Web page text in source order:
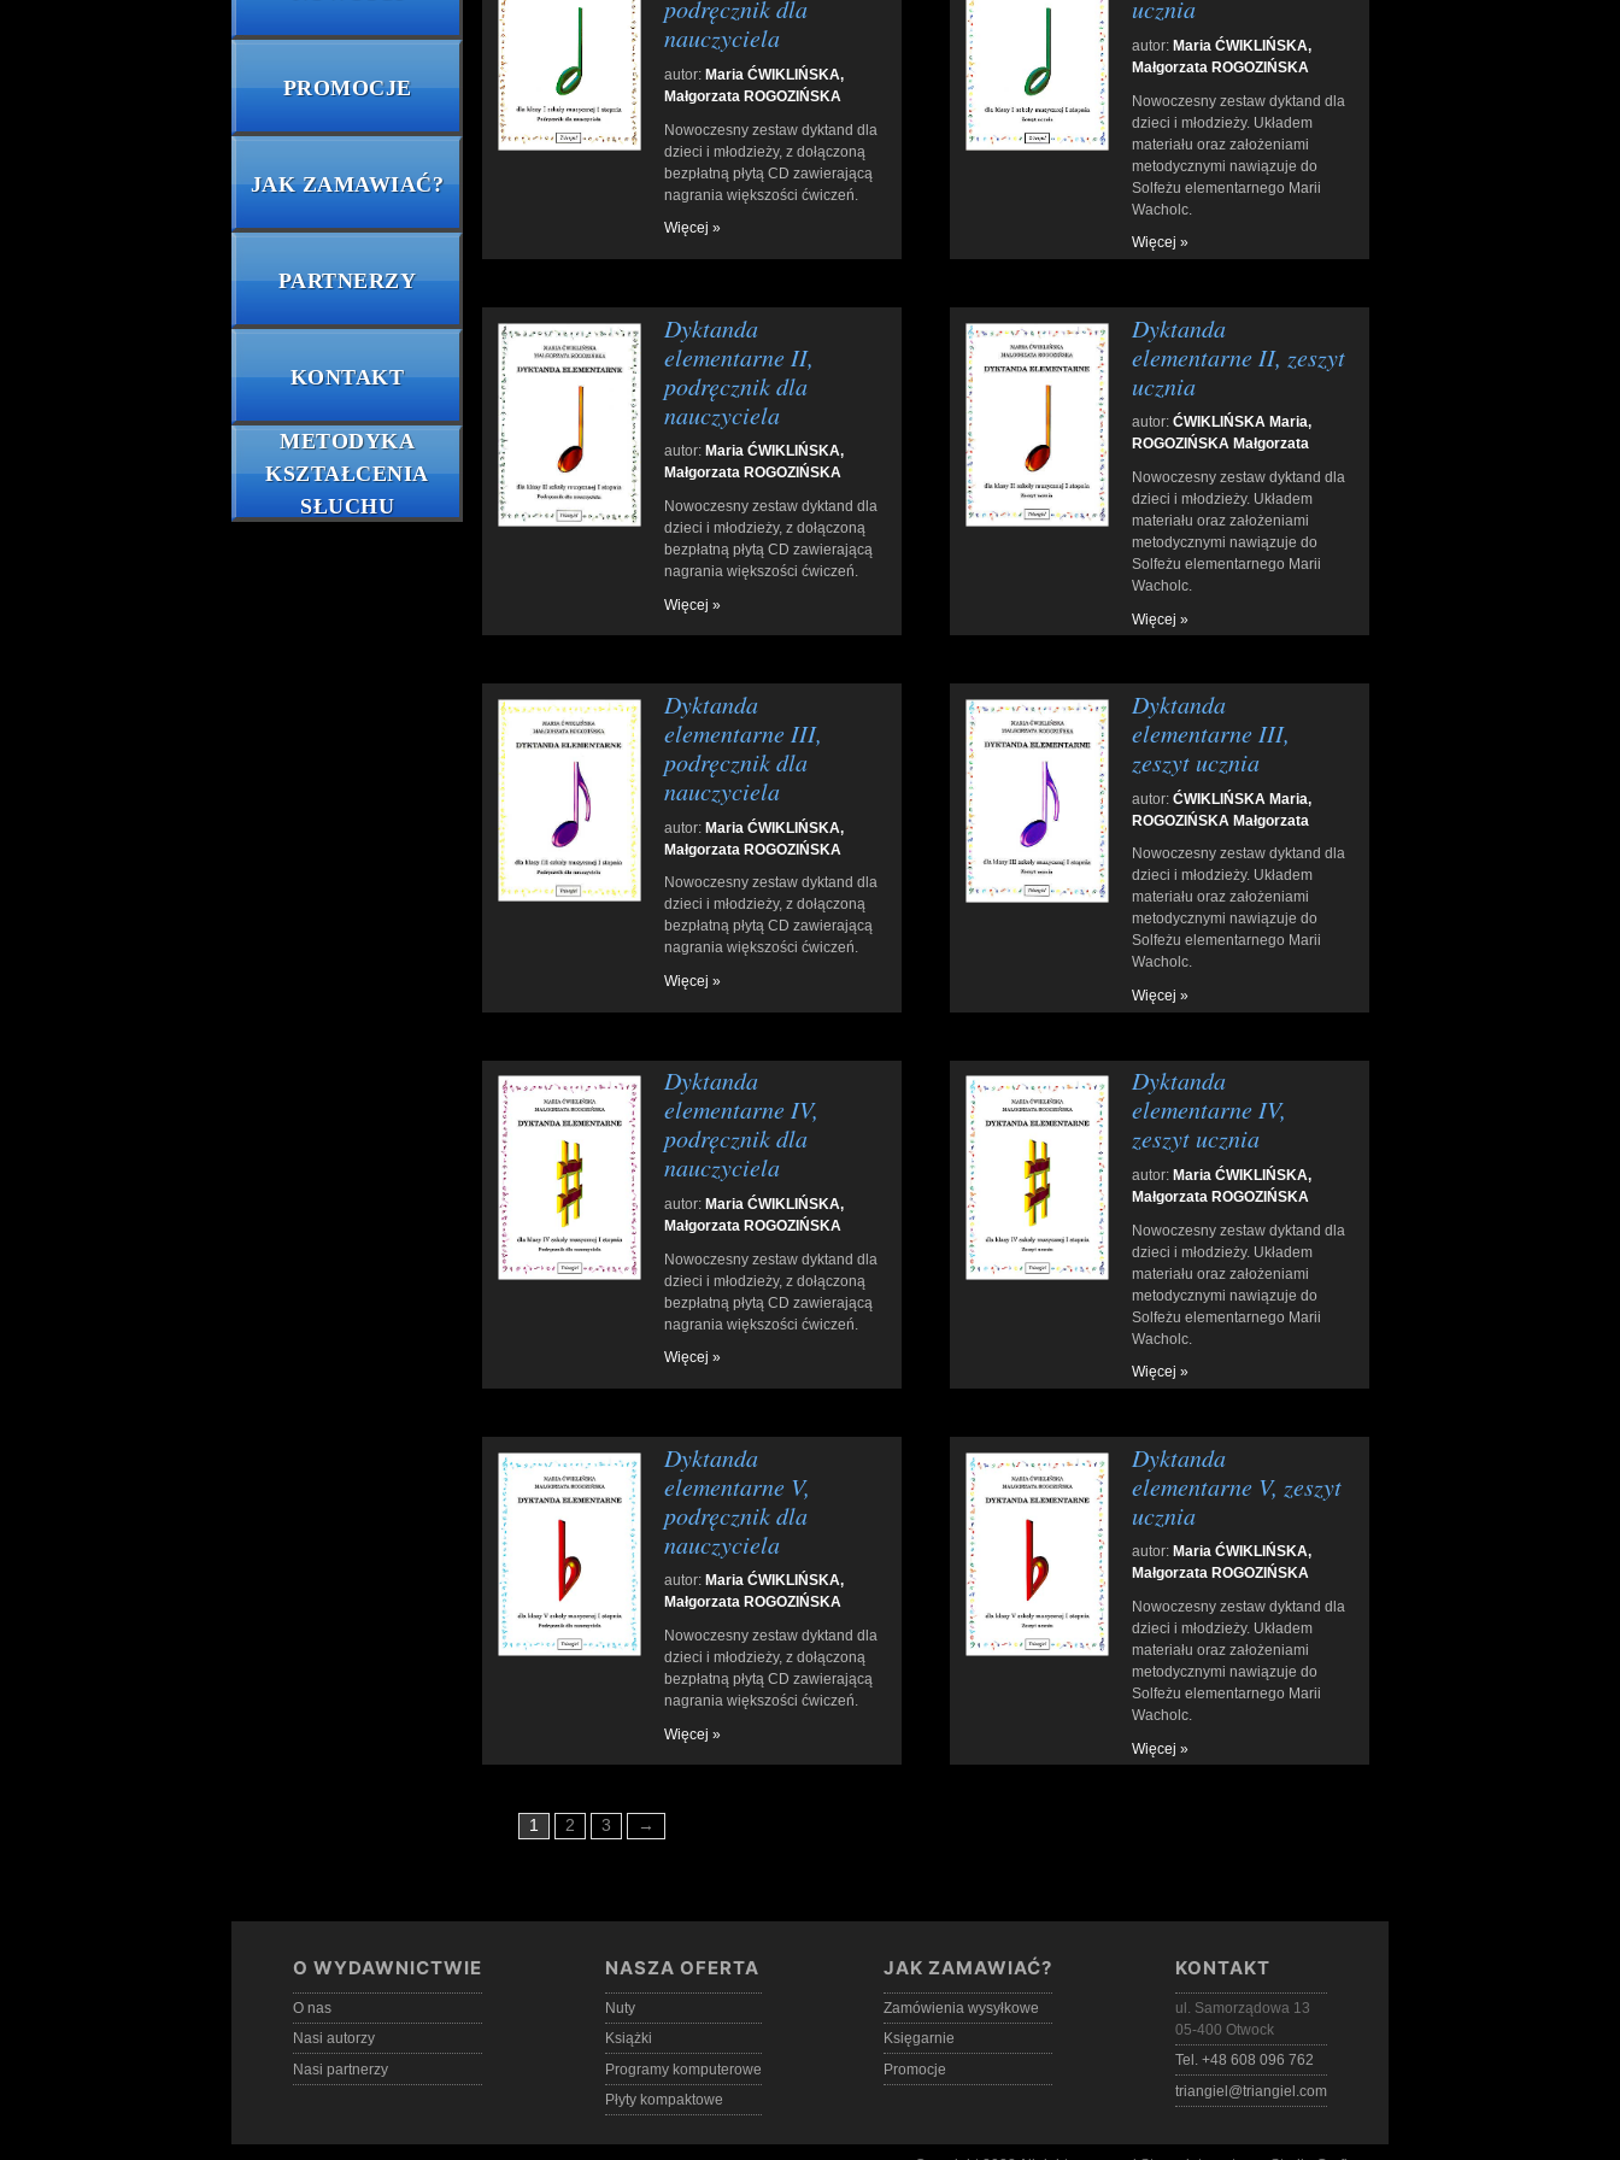
PROMOCJE
JAK ZAMAWIAĆ?
PARTNERZY
KONTAKT
METODYKA
KSZTAŁCENIA
SŁUCHU
podręcznik dla
nauczyciela
autor: Maria ĆWIKLIŃSKA,
Małgorzata ROGOZIŃSKA
Nowoczesny zestaw dyktand dla
dzieci i młodzieży, z dołączoną
bezpłatną płytą CD zawierającą
nagrania większości ćwiczeń.
Więcej »
ucznia
autor: Maria ĆWIKLIŃSKA,
Małgorzata ROGOZIŃSKA
Nowoczesny zestaw dyktand dla
dzieci i młodzieży. Układem
materiału oraz założeniami
metodycznymi nawiązuje do
Solfeżu elementarnego Marii
Wacholc.
Więcej »
Dyktanda
elementarne II,
podręcznik dla
nauczyciela
autor: Maria ĆWIKLIŃSKA,
Małgorzata ROGOZIŃSKA
Nowoczesny zestaw dyktand dla
dzieci i młodzieży, z dołączoną
bezpłatną płytą CD zawierającą
nagrania większości ćwiczeń.
Więcej »
Dyktanda
elementarne II, zeszyt
ucznia
autor:ĆWIKLIŃSKA Maria,
ROGOZIŃSKA Małgorzata
Nowoczesny zestaw dyktand dla
dzieci i młodzieży. Układem
materiału oraz założeniami
metodycznymi nawiązuje do
Solfeżu elementarnego Marii
Wacholc.
Więcej »
Dyktanda
elementarne III,
podręcznik dla
nauczyciela
autor:Maria ĆWIKLIŃSKA,
Małgorzata ROGOZIŃSKA
Nowoczesny zestaw dyktand dla
dzieci i młodzieży, z dołączoną
bezpłatną płytą CD zawierającą
nagrania większości ćwiczeń.
Więcej »
Dyktanda
elementarne III,
zeszyt ucznia
autor:ĆWIKLIŃSKA Maria,
ROGOZIŃSKA Małgorzata
Nowoczesny zestaw dyktand dla
dzieci i młodzieży. Układem
materiału oraz założeniami
metodycznymi nawiązuje do
Solfeżu elementarnego Marii
Wacholc.
Więcej »
Dyktanda
elementarne IV,
podręcznik dla
nauczyciela
autor: Maria ĆWIKLIŃSKA,
Małgorzata ROGOZIŃSKA
Nowoczesny zestaw dyktand dla
dzieci i młodzieży, z dołączoną
bezpłatną płytą CD zawierającą
nagrania większości ćwiczeń.
Więcej »
Dyktanda
elementarne IV,
zeszyt ucznia
autor: Maria ĆWIKLIŃSKA,
Małgorzata ROGOZIŃSKA
Nowoczesny zestaw dyktand dla
dzieci i młodzieży. Układem
materiału oraz założeniami
metodycznymi nawiązuje do
Solfeżu elementarnego Marii
Wacholc.
Więcej »
Dyktanda
elementarne V,
podręcznik dla
nauczyciela
autor: Maria ĆWIKLIŃSKA,
Małgorzata ROGOZIŃSKA
Nowoczesny zestaw dyktand dla
dzieci i młodzieży, z dołączoną
bezpłatną płytą CD zawierającą
nagrania większości ćwiczeń.
Więcej »
Dyktanda
elementarne V, zeszyt
ucznia
autor: Maria ĆWIKLIŃSKA,
Małgorzata ROGOZIŃSKA
Nowoczesny zestaw dyktand dla
dzieci i młodzieży. Układem
materiału oraz założeniami
metodycznymi nawiązuje do
Solfeżu elementarnego Marii
Wacholc.
Więcej »
1 2 3 →
O WYDAWNICTWIE
O nas
Nasi autorzy
Nasi partnerzy
NASZA OFERTA
Nuty
Książki
Programy komputerowe
Płyty kompaktowe
JAK ZAMAWIAĆ?
Zamówienia wysyłkowe
Księgarnie
Promocje
KONTAKT
ul. Samorządowa 13
05-400 Otwock
Tel. +48 608 096 762
triangiel@triangiel.com